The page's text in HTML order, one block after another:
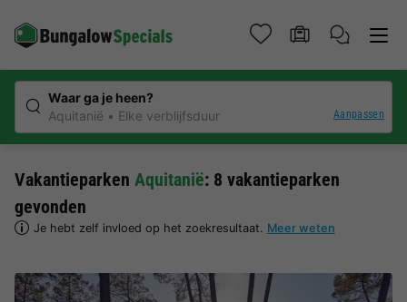
Waar ga je heen?
Aquitanië
Elke verblijfsduur Aanpassen
Vakantieparken Aquitanië: 8 vakantieparken
gevonden
Je hebt zelf invloed op het zoekresultaat. Meer weten